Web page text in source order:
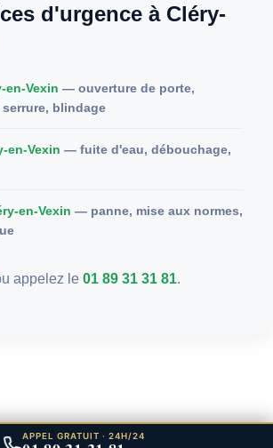
APPEL GRATUIT · 24H/24
d'urgence à Cléry-
en-Vexin — ouverture de porte,
blindage
en-Vexin — fuite d'eau, débouchage,
en-Vexin — panne, mise aux normes,
appelez le 01 89 31 31 81.